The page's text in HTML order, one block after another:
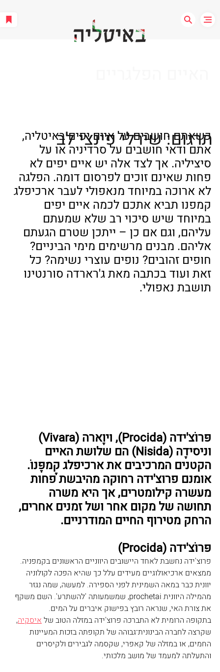
כשאתם חושבים על איים יפים באיטליה,
אתם ודאי חושבים על סרדיניה או על
סיציליה. אך לצד אלה יש איים יפים לא
פחות שאינם זוכים לפרסום דומה. הפלגה
לא ארוכה במיוחד מנאפולי לעבר ארכיפלג
קמפנו תביא אתכם לכמה איים יפים
במיוחד שיש סיכוי רב שלא שמעתם
עליהם, וגם אם כן – ייתכן שטרם הגעתם
אליהם. מבנים מרשימים מימי הביניים?
חופים זהובים? נופים עוצרי נשימה? כל
זאת ועוד בכתבה מאת ג'רארדה סורנטינו
תושבת נאפולי.
פּרוֹצ'ידה (Procida), ויוָארה (Vivara)
וניסידָה (Nisida) הם שלושת האיים
הקטנים המרכיבים את ארכיפלג קָמפָּנוֹ.
אומנם פרוצ'ידה רחוקה מהיבשת פחות
מעשרה קילומטרים, אך היא משרה
תחושה של מקום אחר ושל זמנים אחרים,
הרחק מטירוף החיים המודרניים.
פּרוֹצ'ידה (Procida)
פרוצ'ידה נחשבת לאחד היישובים היווניים הראשונים בקמפניה.
ממצאים ארכיאולוגיים מעידים עלל כך שהיא הפכה לקולוניה
יוונית כבר במאה השמינית לפני הספירה. למעשה, שמה נגזר
מהמילה היוונית prochetai, שמשמעותה 'להשתרע'. השם משקף
את צורת האי, שנראה רובץ בפישוק איברים על המים.
בתקופה הרומית לא התברכה פרוצ'ידה במזלה הטוב של איסקיה,
שקרצה לחברה הבינונית־גבוהה של תקופתה בזכות המעיינות
החמים, או במזלה של קאפרי, שקסמה לגבירים ולקיסרים
והתעלתה למעמד של מושב מלכותי.​
תרגום: שירלי פינצי לב